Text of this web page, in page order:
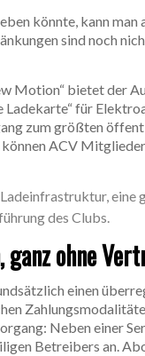
könnte, kann
sind noch
Motion“ bietet der
Ladekarte“ für
zum größten
ACV
des Clubs.
ohne
einen
Neben einer
Betreibers an.